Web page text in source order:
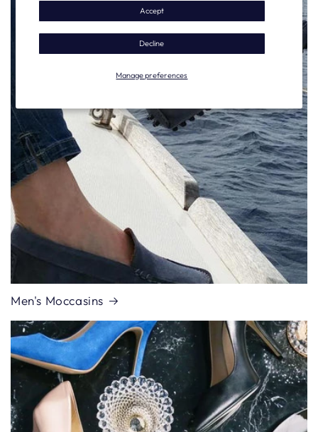
Manage preferences
Accept
Decline
Men's Moccasins